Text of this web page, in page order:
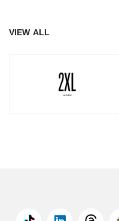
VIEW ALL